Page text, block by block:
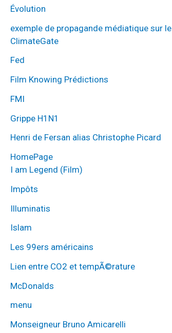
Évolution
exemple de propagande médiatique sur le
ClimateGate
Fed
Film Knowing Prédictions
FMI
Grippe H1N1
Henri de Fersan alias Christophe Picard
HomePage
I am Legend (Film)
Impôts
Illuminatis
Islam
Les 99ers américains
Lien entre CO2 et tempÃ©rature
McDonalds
menu
Monseigneur Bruno Amicarelli